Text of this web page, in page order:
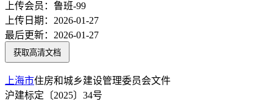
上传会员： 鲁班-99
上传日期： 2026-01-27
最后更新： 2026-01-27
获取高清文档
上海市住房和城乡建设管理委员会文件
沪建标定〔2025〕34号